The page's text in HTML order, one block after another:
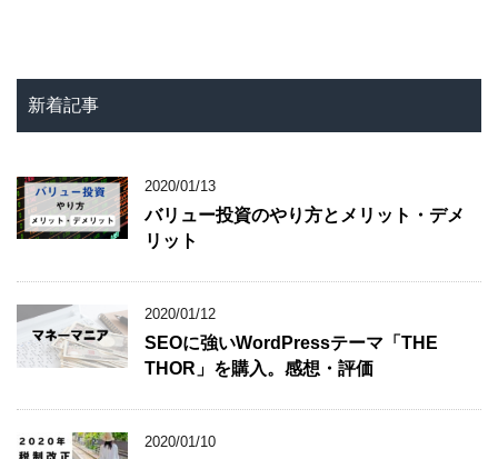
新着記事
2020/01/13
バリュー投資のやり方とメリット・デメ
リット
2020/01/12
SEOに強いWordPressテーマ「THE
THOR」を購入。感想・評価
2020/01/10